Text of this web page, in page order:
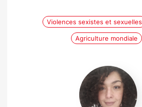
Violences sexistes et sexuelles
Agriculture mondiale
Hilème
Kombila